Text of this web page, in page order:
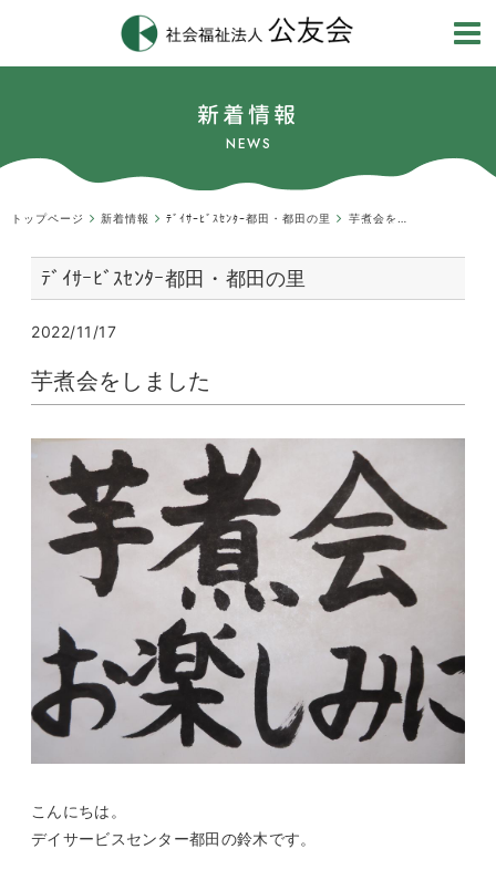
新着情報
NEWS
トップページ 新着情報 ﾃﾞｲｻｰﾋﾞｽｾﾝﾀｰ都田・都田の里
ﾃﾞｲｻｰﾋﾞｽｾﾝﾀｰ都田・都田の里
2022/11/17
芋煮会をしました
こんにちは。
デイサービスセンター都田の鈴木です。